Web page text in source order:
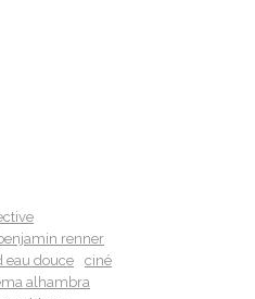
renner
eau douce
ciné
alhambra